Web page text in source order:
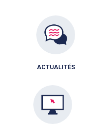
ACTUALITÉS